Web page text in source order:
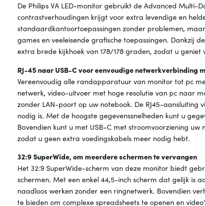
De Philips VA LED-monitor gebruikt de Advanced
contrastverhoudingen krijgt voor extra levendige en
standaardkantoortoepassingen zonder problemen,
games en veeleisende grafische toepassingen. Dankzij
extra brede kijkhoek van 178/178 graden, zodat u geniet
RJ-45 naar USB-C voor eenvoudige netwerkverbinding
Vereenvoudig alle randapparatuur van monitor tot pc
netwerk, video-uitvoer met hoge resolutie van pc naar
zonder LAN-poort op uw notebook. De RJ45-
nodig is. Met de hoogste gegevenssnelheden kunt u
Bovendien kunt u met USB-C met stroomvoorziening
zodat u geen extra voedingskabels meer nodig hebt.
32:9 SuperWide, om meerdere schermen te vervangen
Het 32:9 SuperWide-scherm van deze monitor biedt
schermen. Met een enkel 44,5-inch scherm dat gelijk is
naadloos werken zonder een ringnetwerk. Bovendien
te bieden om complexe spreadsheets te openen en